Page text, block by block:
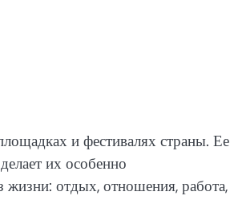
и фестивалях страны. Ее
их особенно
отдых, отношения, работа,